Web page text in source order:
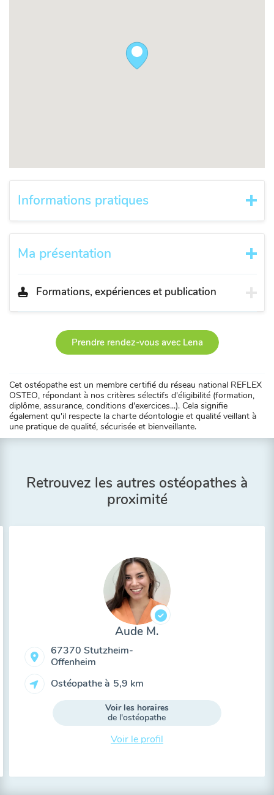
Informations pratiques
Ma présentation
Formations, expériences et publication
Prendre rendez-vous avec Lena
Cet ostéopathe est un membre certifié du réseau national REFLEX
OSTEO, répondant à nos critères sélectifs d'éligibilité (formation,
diplôme, assurance, conditions d'exercices...). Cela signifie
également qu'il respecte la charte déontologie et qualité veillant à
une pratique de qualité, sécurisée et bienveillante.
Retrouvez les autres ostéopathes à
proximité
Aude M.
67370 Stutzheim-
Offenheim
Ostéopathe à 5,9 km
Voir les horaires
de l'ostéopathe
Voir le profil